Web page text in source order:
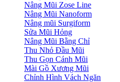
Nâng Mũi Zose Line
Nâng Mũi Nanoform
Nâng mũi Surgiform
Sửa Mũi Hỏng
Nâng Mũi Bằng Chỉ
Thu Nhỏ Đầu Mũi
Thu Gọn Cánh Mũi
Mài Gồ Xương Mũi
Chỉnh Hình Vách Ngăn